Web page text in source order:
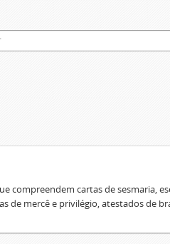
compreendem cartas de sesmaria,
de mercê e privilégio, atestados de